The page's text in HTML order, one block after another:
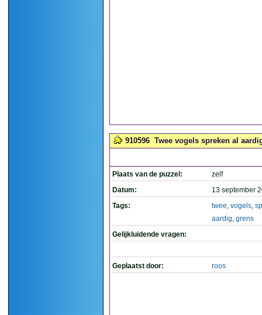
910596 Twee vogels spreken al
Plaats van de puzzel:
zelf
Datum:
13 september
Tags:
twee, vogels,
aardig, grens
Gelijkluidende vragen:
Geplaatst door: roos